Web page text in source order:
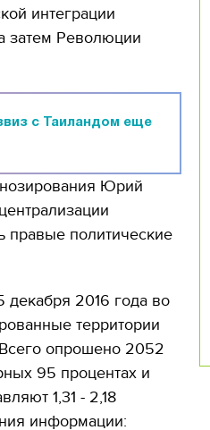
интеграции
затем Революции
с Таиландом еще
Юрий
правые политические
2016 года во
территории
опрошено 2052
95 процентах и
1,31 - 2,18
информации: